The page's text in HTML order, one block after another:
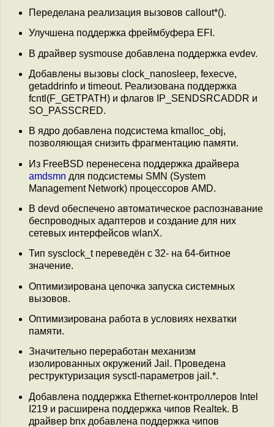
Переделана реализация вызовов callout*().
Улучшена поддержка фреймбуфера EFI.
В драйвер sysmouse добавлена поддержка evdev.
Добавлены вызовы clock_nanosleep, fexecve,
getaddrinfo и timeout. Реализована поддержка
fcntl(F_GETPATH) и флагов IP_SENDSRCADDR и
SO_PASSCRED.
В ядро добавлена подсистема kmalloc_obj,
позволяющая снизить фрагментацию памяти.
Из FreeBSD перенесена поддержка драйвера
amdsmn для подсистемы SMN (System
Management Network) процессоров AMD.
В devd обеспечено автоматическое распознавание
беспроводных адаптеров и создание для них
сетевых интерфейсов wlanX.
Тип sysclock_t переведён с 32- на 64-битное
значение.
Оптимизирована цепочка запуска системных
вызовов.
Оптимизирована работа в условиях нехватки
памяти.
Значительно переработан механизм
изолированных окружений Jail. Проведена
реструктуризация sysctl-параметров jail.*.
Добавлена поддержка Ethernet-контроллеров Intel
I219 и расширена поддержка чипов Realtek. В
драйвер bnx добавлена поддержка чипов